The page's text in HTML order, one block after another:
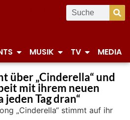
MUSIK TV MEDIA
über „Cinderella“ und
mit ihrem neuen
jeden Tag dran“